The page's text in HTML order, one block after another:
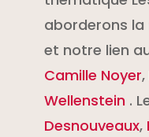
aborderons la
et notre lien
Camille Noyer,
Wellenstein .
Desnouveaux,